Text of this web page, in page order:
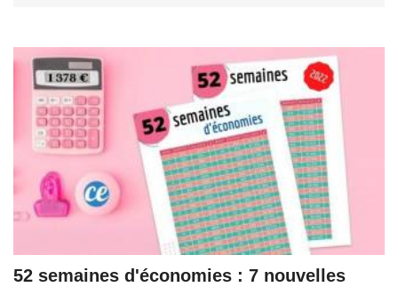
52 semaines d'économies : 7 nouvelles